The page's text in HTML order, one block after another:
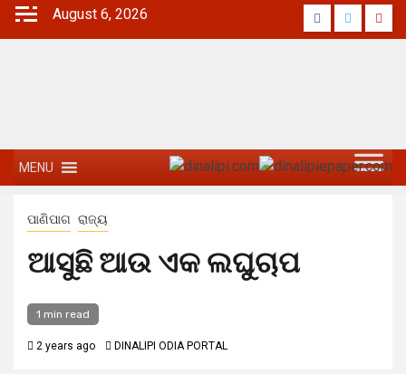
August 6, 2026
MENU
ପାଣିପାଗ ରାଜ୍ୟ
ଆସୁଛି ଆଉ ଏକ ଲଘୁଚାପ
1 min read
2 years ago DINALIPI ODIA PORTAL